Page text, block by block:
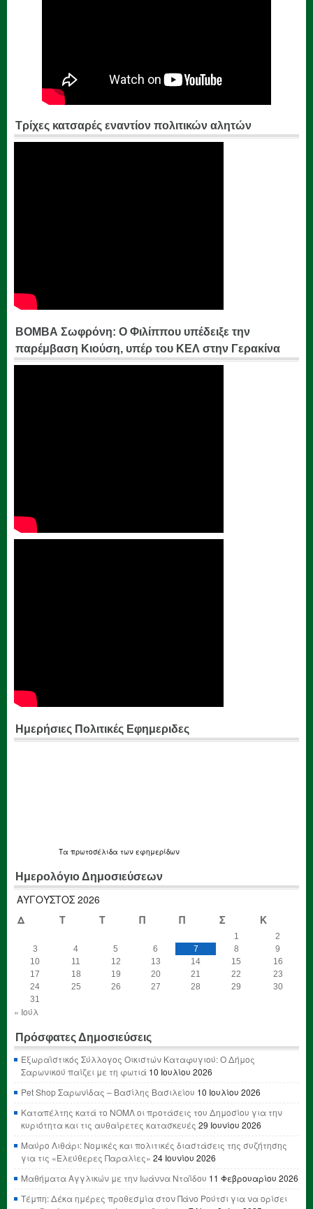
Τρίχες κατσαρές εναντίον πολιτικών αλητών
ΒΟΜΒΑ Σωφρόνη: Ο Φιλίππου υπέδειξε την
παρέμβαση Κιούση, υπέρ του ΚΕΛ στην Γερακίνα
Ημερήσιες Πολιτικές Εφημεριδες
Τα πρωτοσέλιδα των εφημερίδων
Ημερολόγιο Δημοσιεύσεων
ΑΎΓΟΥΣΤΟΣ 2026
Δ
Τ Τ Π Π Σ Κ
1
2
3
4 5 6 7 8
9
10
11 12 13 14 15
16
17
18 19 20 21 22
23
24
25 26 27 28 29
30
31
« Ιούλ
Πρόσφατες Δημοσιεύσεις
Εξωραϊστικός Σύλλογος Οικιστών Καταφυγιού: Ο Δήμος
Σαρωνικού παίζει με τη φωτιά 10 Ιουλίου 2026
Pet Shop Σαρωνίδας – Βασίλης Βασιλείου 10 Ιουλίου 2026
Καταπέλτης κατά το ΝΟΜΛ οι προτάσεις του Δημοσίου για την
κυριότητα και τις αυθαίρετες κατασκευές 29 Ιουνίου 2026
Μαύρο Λιθάρι: Νομικές και πολιτικές διαστάσεις της συζήτησης
για τις «Ελεύθερες Παραλίες» 24 Ιουνίου 2026
Μαθήματα Αγγλικών με την Ιωάννα Νταΐδου 11 Φεβρουαρίου 2026
Τέμπη: Δέκα ημέρες προθεσμία στον Πάνο Ρούτσι για να ορίσει